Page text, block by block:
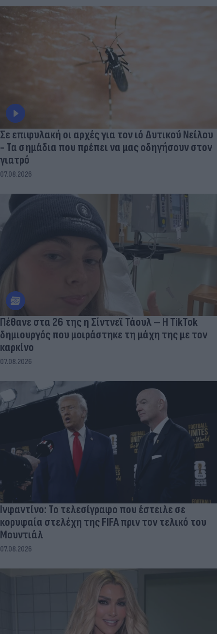
Σε επιφυλακή οι αρχές για τον ιό Δυτικού Νείλου
- Τα σημάδια που πρέπει να μας οδηγήσουν στον
γιατρό
07.08.2026
Πέθανε στα 26 της η Σίντνεϊ Τάουλ – Η TikTok
δημιουργός που μοιράστηκε τη μάχη της με τον
καρκίνο
07.08.2026
Ινφαντίνο: Το τελεσίγραφο που έστειλε σε
κορυφαία στελέχη της FIFA πριν τον τελικό του
Μουντιάλ
07.08.2026